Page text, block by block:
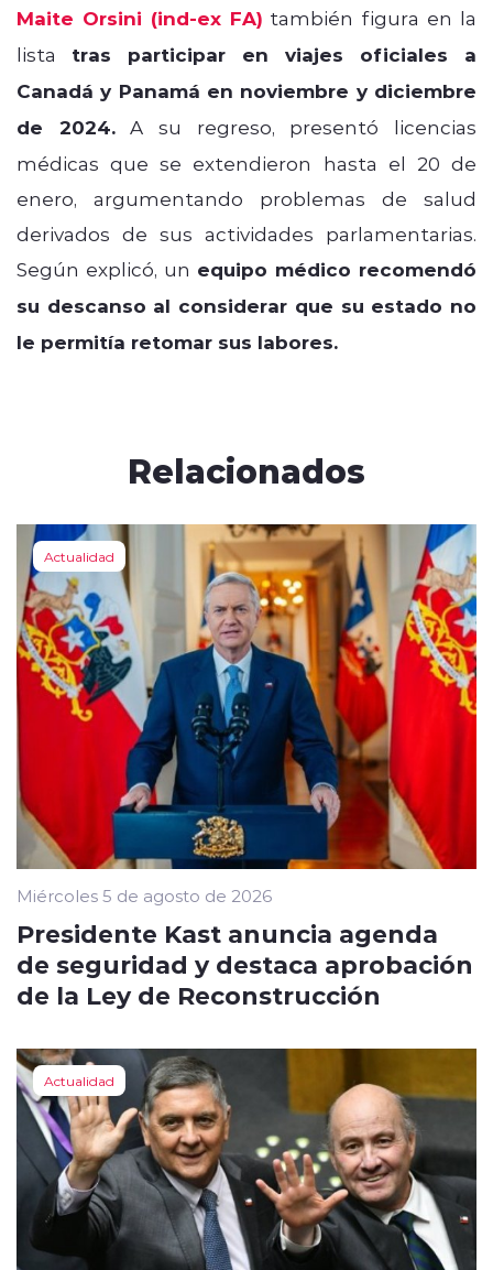
Maite Orsini (ind-ex FA) también figura en la
lista tras participar en viajes oficiales a
Canadá y Panamá en noviembre y diciembre
de 2024.A su regreso, presentó licencias
médicas que se extendieron hasta el 20 de
enero, argumentando problemas de salud
derivados de sus actividades parlamentarias.
Según explicó, un equipo médico recomendó
su descanso al considerar que su estado no
le permitía retomar sus labores.
Relacionados
Actualidad
Miércoles 5 de agosto de 2026
Presidente Kast anuncia agenda
de seguridad y destaca aprobación
de la Ley de Reconstrucción
Actualidad